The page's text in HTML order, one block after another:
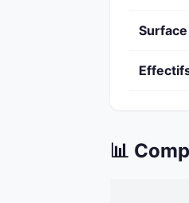
📊